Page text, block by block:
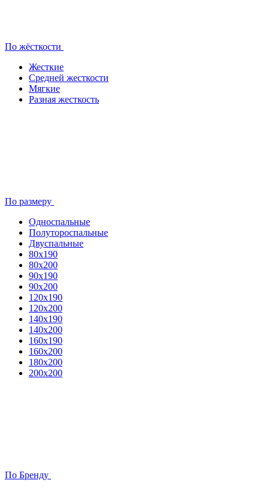
По жёсткости
Жесткие
Средней жесткости
Мягкие
Разная жесткость
По размеру
Односпальные
Полутороспальные
Двуспальные
80x190
80х200
90х190
90х200
120х190
120х200
140х190
140х200
160х190
160х200
180х200
200х200
По Бренду